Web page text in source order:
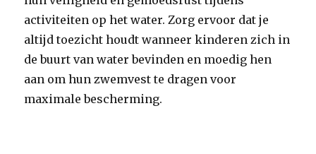
activiteiten op het water. Zorg ervoor dat je
altijd toezicht houdt wanneer kinderen zich in
de buurt van water bevinden en moedig hen
aan om hun zwemvest te dragen voor
maximale bescherming.